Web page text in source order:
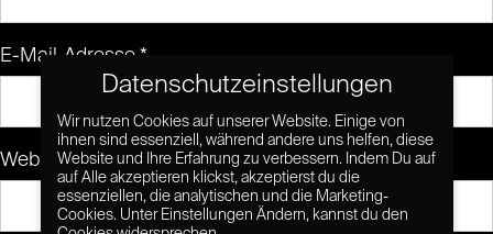
E-Mail-Adresse *
Website
Datenschutzeinstellungen
Wir nutzen Cookies auf unserer Website. Einige von
ihnen sind essenziell, während andere uns helfen, diese
Website und Ihre Erfahrung zu verbessern. Indem Du auf
auf Alle akzeptieren klickst, akzeptierst du die
essenziellen, die analytischen und die Marketing-
Cookies. Unter Einstellungen Ändern, kannst du den